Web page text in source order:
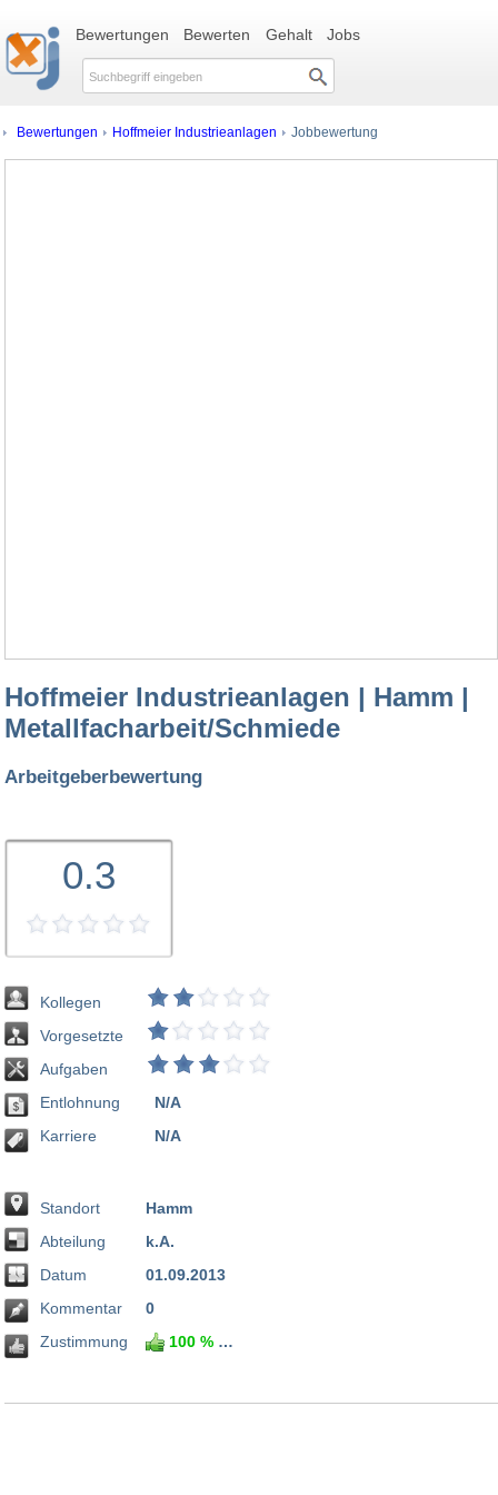
Bewertungen Bewerten Gehalt Jobs
Bewertungen Hoffmeier Industrieanlagen Jobbewertung
Hoffmeier Industrieanlagen | Hamm |
Metallfacharbeit/Schmiede
Arbeitgeberbewertung
0.3
Kollegen
Vorgesetzte
Aufgaben
Entlohnung
Karriere
N/A
N/A
Standort
Abteilung
Datum
Kommentar
Zustimmung
Hamm
k.A.
01.09.2013
0
100 %